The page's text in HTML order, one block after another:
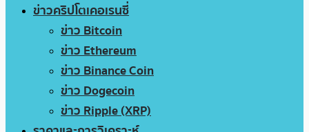
ข่าวคริปโตเคอเรนซี่
ข่าว Bitcoin
ข่าว Ethereum
ข่าว Binance Coin
ข่าว Dogecoin
ข่าว Ripple (XRP)